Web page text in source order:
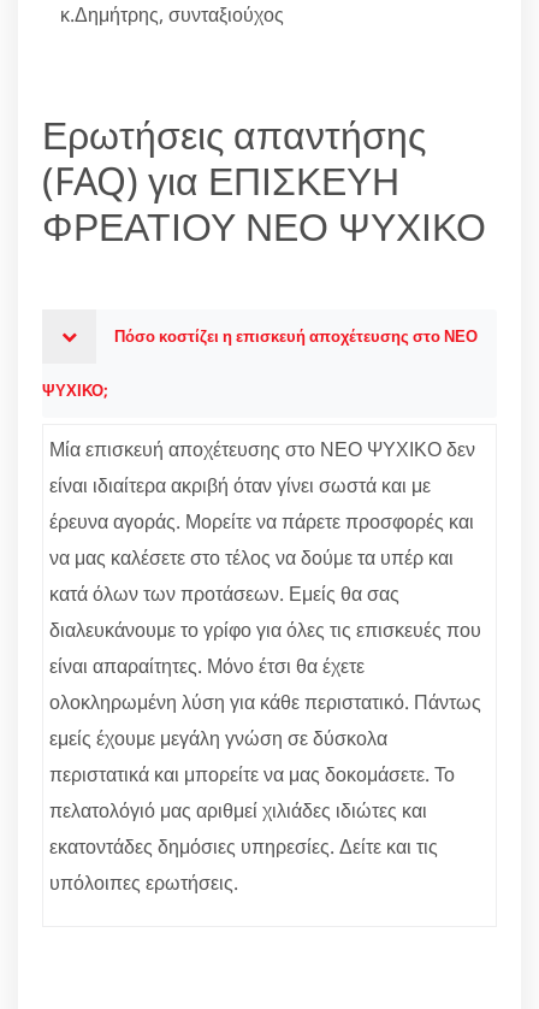
κ.Δημήτρης, συνταξιούχος
Ερωτήσεις απαντήσης
(FAQ) για ΕΠΙΣΚΕΥΗ
ΦΡΕΑΤΙΟΥ ΝΕΟ ΨΥΧΙΚΟ
Πόσο κοστίζει η επισκευή αποχέτευσης στο ΝΕΟ
ΨΥΧΙΚΟ;
Μία επισκευή αποχέτευσης στο ΝΕΟ ΨΥΧΙΚΟ δεν
είναι ιδιαίτερα ακριβή όταν γίνει σωστά και με
έρευνα αγοράς. Μορείτε να πάρετε προσφορές και
να μας καλέσετε στο τέλος να δούμε τα υπέρ και
κατά όλων των προτάσεων. Εμείς θα σας
διαλευκάνουμε το γρίφο για όλες τις επισκευές που
είναι απαραίτητες. Μόνο έτσι θα έχετε
ολοκληρωμένη λύση για κάθε περιστατικό. Πάντως
εμείς έχουμε μεγάλη γνώση σε δύσκολα
περιστατικά και μπορείτε να μας δοκομάσετε. Το
πελατολόγιό μας αριθμεί χιλιάδες ιδιώτες και
εκατοντάδες δημόσιες υπηρεσίες. Δείτε και τις
υπόλοιπες ερωτήσεις.